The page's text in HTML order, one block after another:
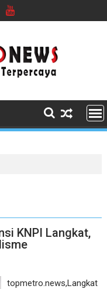
KNPI Langkat,
topmetro.news,Langkat